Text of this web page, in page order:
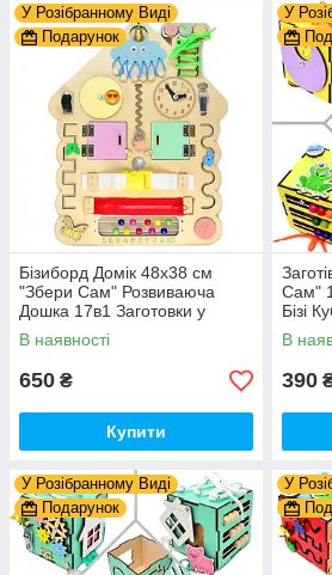
У Розібранному Виді
Подарунок
Бізиборд Домік 48x38 см
"Збери Сам" Розвиваюча
Дошка 17в1 Заготовки у
Разобранному вигляді +
Деталі та Фарба
В наявності
650 ₴
Купити
У
Сам"
Бізі
Виді)
В
390
У Розібранному Виді
Подарунок
У